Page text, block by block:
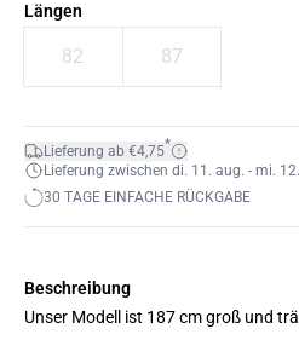
Längen
82 87
Lieferung ab €4,75*
Lieferung zwischen di. 11. aug. - mi.
30 TAGE EINFACHE RÜCKGABE
Beschreibung
Unser Modell ist 187 cm groß und